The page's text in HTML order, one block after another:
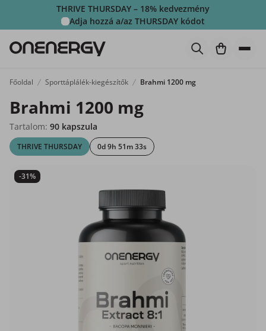
THRIVE THURSDAY – 18% kedvezmény
Adja hozzá a/az THURSDAY kódot
Főoldal Sporttáplálék-kiegészítők Brahmi 1200 mg
Brahmi 1200 mg
Tartalom: 90 kapszula
THRIVE THURSDAY 0d 9h 51m 31s
-31%